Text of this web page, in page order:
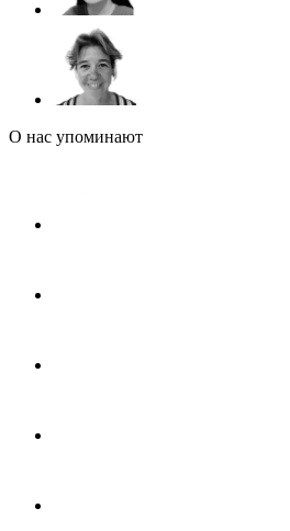
О нас упоминают